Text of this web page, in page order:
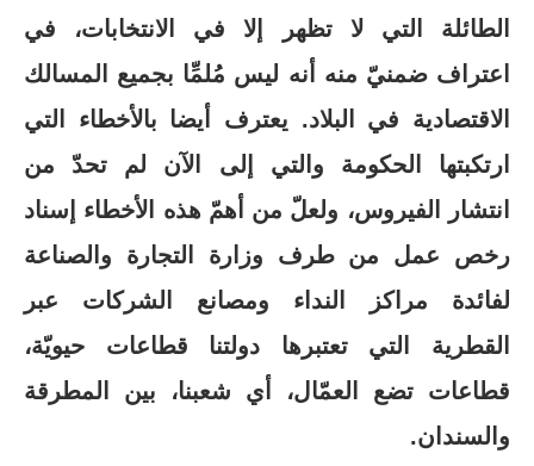
الطائلة التي لا تظهر إلا في الانتخابات، في
اعتراف ضمنيّ منه أنه ليس مُلمِّا بجميع المسالك
الاقتصادية في البلاد. يعترف أيضا بالأخطاء التي
ارتكبتها الحكومة والتي إلى الآن لم تحدّ من
انتشار الفيروس، ولعلّ من أهمّ هذه الأخطاء إسناد
رخص عمل من طرف وزارة التجارة والصناعة
لفائدة مراكز النداء ومصانع الشركات عبر
القطرية التي تعتبرها دولتنا قطاعات حيويّة،
قطاعات تضع العمّال، أي شعبنا، بين المطرقة
والسندان.